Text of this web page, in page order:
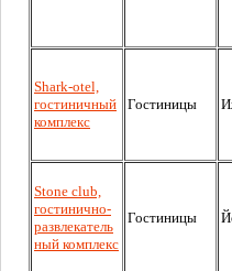
Shark-otel,
гостиничный
комплекс
Гостиницы
Stone club,
гостинично-
развлекатель
ный комплекс
Гостиницы